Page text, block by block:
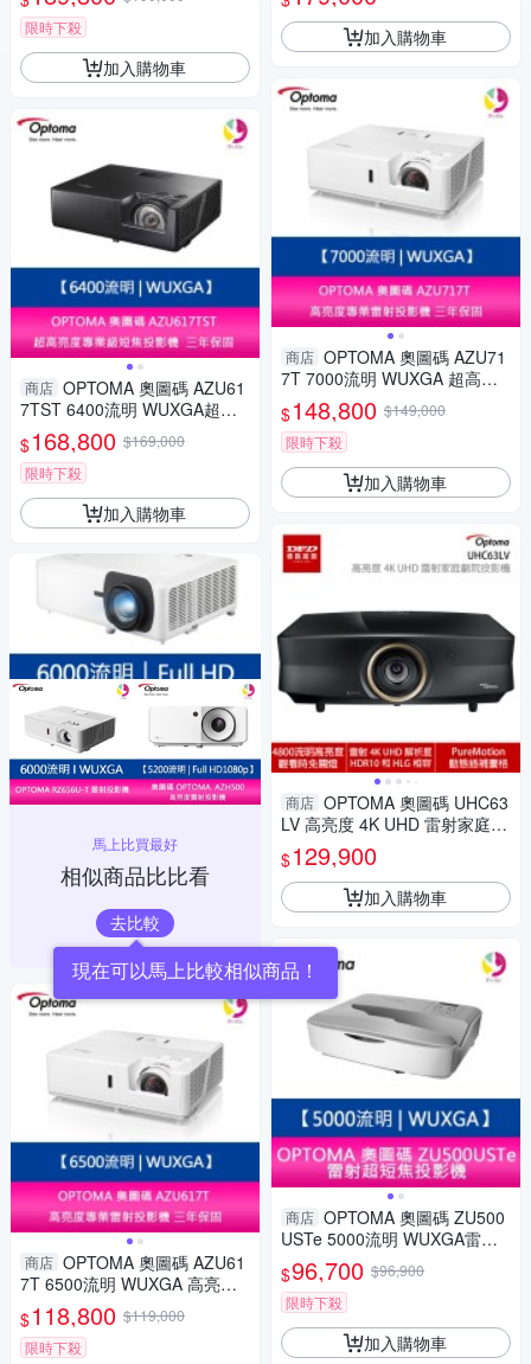
限時下殺
加入購物車
商店 OPTOMA 奧圖碼 AZU61
7TST 6400流明 WUXGA超高
亮度專業級短焦投影機 三年保
固
$168,800 $169,000
限時下殺
加入購物車
馬上比買最好
相似商品比比看
去比較
商店 OPTOMA 奧圖碼 AZU61
7T 6500流明 WUXGA 高亮度
專業雷射投影機 三年保固
$118,800 $119,000
限時下殺
加入購物車
商店 OPTOMA 奧圖碼 AZU71
7T 7000流明 WUXGA 超高亮
度專業級投影機 三年保固
$148,800 $149,000
限時下殺
加入購物車
商店 OPTOMA 奧圖碼 UHC63
LV 高亮度 4K UHD 雷射家庭劇
院投影機 公司貨 兩年保固
$129,900
加入購物車
商店 OPTOMA 奧圖碼 ZU500
USTe 5000流明 WUXGA雷射
超短焦投影機 原廠五年保固
$96,700 $96,900
限時下殺
加入購物車